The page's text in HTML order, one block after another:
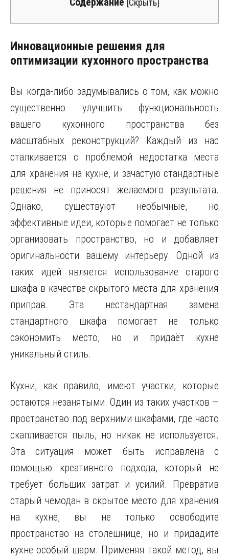
[Скрыть]
Инновационные решения для
оптимизации кухонного пространства
Вы когда-либо задумывались о том, как можно
существенно улучшить функциональность
вашего кухонного пространства без
масштабных реконструкций? Каждый из нас
сталкивается с проблемой недостатка места
для хранения на кухне, и зачастую стандартные
решения не приносят желаемого результата.
Однако, существуют необычные, но
эффективные идеи, которые помогает не только
организовать пространство, но и добавляет
оригинальности вашему интерьеру. Одной из
таких идей является использование старого
шкафа в качестве скрытого места для хранения
приправ. Эта нестандартная замена
стандартного шкафа помогает не только
сэкономить место, но и придаёт кухне
уникальный стиль.
Кухни, как правило, имеют участки, которые
остаются незанятыми. Один из таких участков —
пространство под верхними шкафами, где часто
скапливается пыль, но никак не используется.
Эта ситуация может быть исправлена с
помощью креативного подхода, который не
требует больших затрат и усилий. Превратив
старый чемодан в скрытое место для хранения
на кухне, вы не только освободите
пространство на столешнице, но и придадите
кухне особый шарм. Применяя такой метод, вы